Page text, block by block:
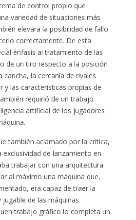
de control propio que
variedad de situaciones más
elevara la posibilidad de fallo
correctamente. De esta
énfasis al tratamiento de las
de un tiro respecto a la posición
cancha, la cercanía de rivales
y las características propias de
requirió de un trabajo
artificial de los jugadores
también aclamado por la crítica,
de lanzamiento en
trabajar con una arquitectura
al máximo una máquina que,
era capaz de traer la
de las máquinas
trabajo gráfico lo completa un